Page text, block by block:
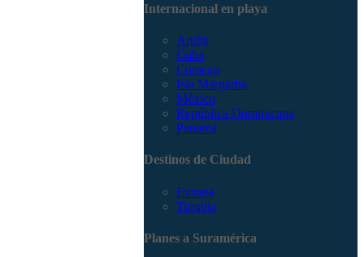
Internacional en playa
Aruba
Cuba
Curacao
Isla Margarita
México
República Dominicana
Panamá
Destinos de Ciudad
Europa
Turquía
Planes a Suramérica